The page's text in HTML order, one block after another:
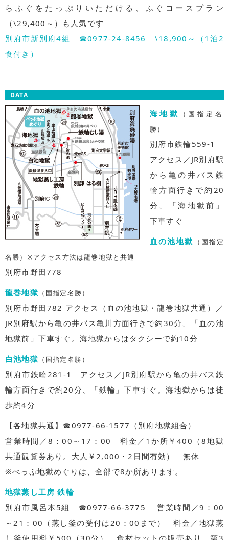
らふぐをたっぷりいただける、ふぐコースプラン
（\29,400～）も人気です
別府市新別府4組 ☎0977-24-8456 \18,900～（1泊2
食付き）
DATA
海地獄
（国指定名
勝）
別府市鉄輪559-1
アクセス／JR別府駅
から亀の井バス鉄
輪方面行きで約20
分、「海地獄前」
下車すぐ
血の池地獄
（国指定
名勝）※アクセス方法は龍巻地獄と共通
別府市野田778
龍巻地獄 （国指定名勝）
別府市野田782 アクセス（血の池地獄・龍巻地獄共通）／
JR別府駅から亀の井バス亀川方面行きで約30分、「血の池
地獄前」下車すぐ。海地獄からはタクシーで約10分
白池地獄 （国指定名勝）
別府市鉄輪281-1 アクセス／JR別府駅から亀の井バス鉄
輪方面行きで約20分、「鉄輪」下車すぐ。海地獄からは徒
歩約4分
【各地獄共通】☎0977-66-1577（別府地獄組合）
営業時間／8：00～17：00 料金／1か所￥400（8地獄
共通観覧券あり。大人￥2,000・2日間有効） 無休
※べっぷ地獄めぐりは、全部で8か所あります。
地獄蒸し工房 鉄輪
別府市風呂本5組 ☎0977-66-3775 営業時間／9：00
～21：00（蒸し釜の受付は20：00まで） 料金／地獄蒸
し釜使用料￥500（30分）、食材セットの販売あり 第3